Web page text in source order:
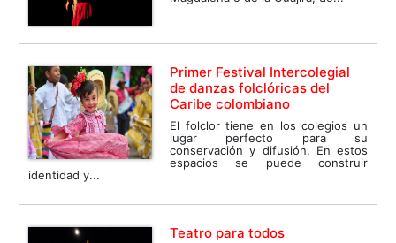
Primer Festival Intercolegial
de danzas folclóricas del
Caribe colombiano
El folclor tiene en los colegios un
lugar perfecto para su
conservación y difusión. En estos
espacios se puede construir
identidad y...
Teatro para todos